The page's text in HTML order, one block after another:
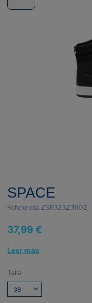
SPACE
Referencia ZS8323Z3802
37,99 €
Leer más
Talla